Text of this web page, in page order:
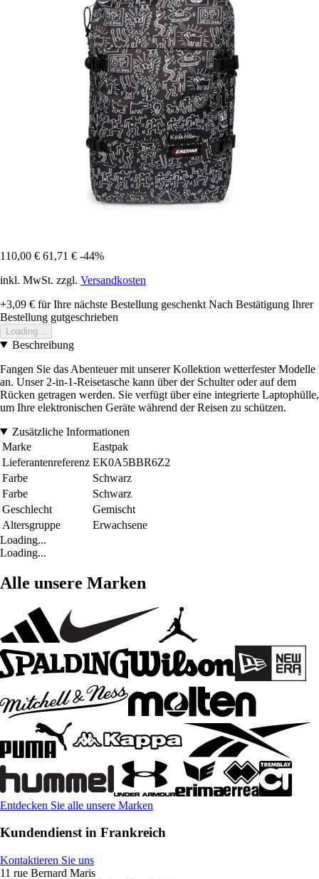
110,00 € 61,71 € -44%
inkl. MwSt. zzgl. Versandkosten
+3,09 € für Ihre nächste Bestellung geschenkt Nach Bestätigung Ihrer
Bestellung gutgeschrieben
Loading...
Beschreibung
Fangen Sie das Abenteuer mit unserer Kollektion wetterfester Modelle
an. Unser 2-in-1-Reisetasche kann über der Schulter oder auf dem
Rücken getragen werden. Sie verfügt über eine integrierte Laptophülle,
um Ihre elektronischen Geräte während der Reisen zu schützen.
Zusätzliche Informationen
Marke
Eastpak
Lieferantenreferenz EK0A5BBR6Z2
Farbe
Schwarz
Farbe
Schwarz
Geschlecht
Gemischt
Altersgruppe
Erwachsene
Loading...
Loading...
Alle unsere Marken
Entdecken Sie alle unsere Marken
Kundendienst in Frankreich
Kontaktieren Sie uns
11 rue Bernard Maris